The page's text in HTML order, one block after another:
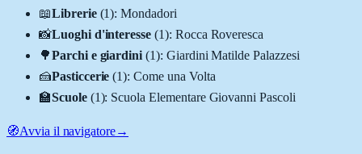
📖Librerie (1):Mondadori
📸Luoghi d'interesse (1): Rocca Roveresca
🌳Parchi e giardini (1): Giardini Matilde Palazzesi
🍰Pasticcerie (1):Come una Volta
🏫Scuole (1): Scuola Elementare Giovanni Pascoli
🧭Avvia il navigatore→